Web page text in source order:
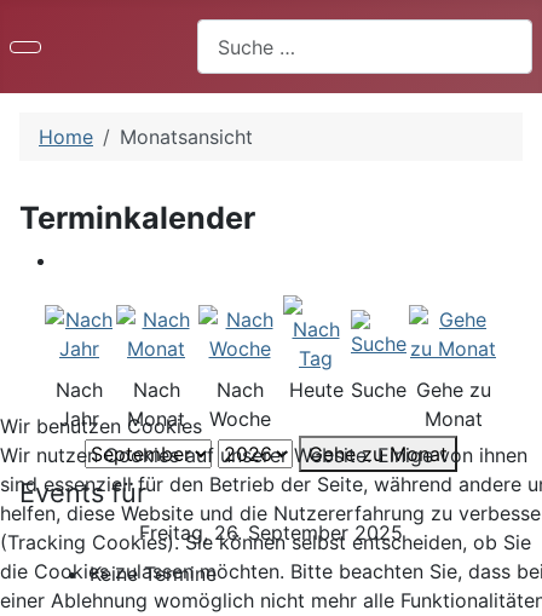
Home Monatsansicht
Terminkalender
Nach
Jahr
Nach
Monat
Nach
Woche
Heute Suche Gehe zu
Monat
Gehe zu Monat
Events für
Freitag, 26. September 2025
Keine Termine
Wir benutzen Cookies
Wir nutzen Cookies auf unserer Website. Einige von ihnen
sind essenziell für den Betrieb der Seite, während andere
helfen, diese Website und die Nutzererfahrung zu
(Tracking Cookies). Sie können selbst entscheiden, ob Sie
die Cookies zulassen möchten. Bitte beachten Sie, dass
einer Ablehnung womöglich nicht mehr alle